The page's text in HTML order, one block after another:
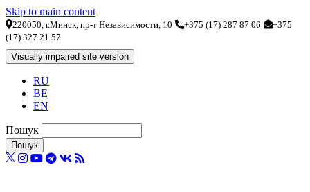
Skip to main content
220050, г.Минск, пр-т Независимости, 10 +375 (17) 287 87 06
+375
(17) 327 21 57
RU
BE
EN
Пошук